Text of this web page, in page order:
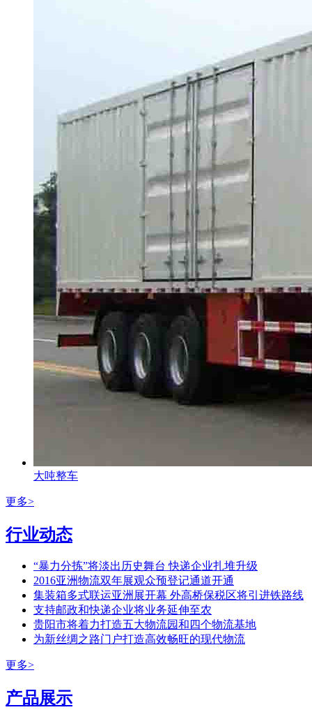
大吨整车
更多>
行业动态
“暴力分拣”将淡出历史舞台 快递企业扎堆升级
2016亚洲物流双年展观众预登记通道开通
集装箱多式联运亚洲展开幕 外高桥保税区将引进铁路线
支持邮政和快递企业将业务延伸至农
贵阳市将着力打造五大物流园和四个物流基地
为新丝绸之路门户打造高效畅旺的现代物流
更多>
产品展示